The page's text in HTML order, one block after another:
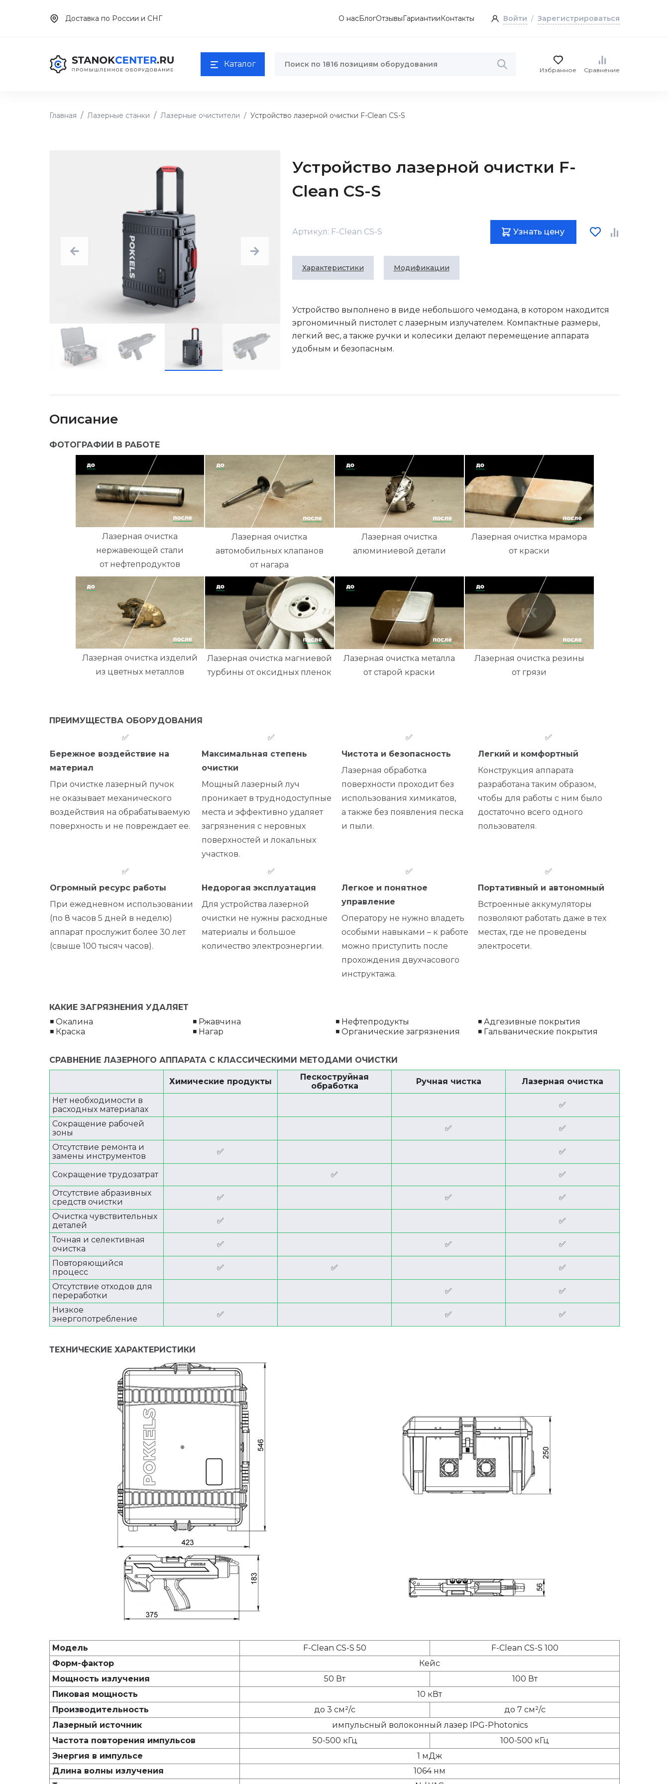
Доставка по России и СНГ О насБлогОтзывыГариантииКонтакты Войти / Зарегистрироваться
Каталог
Избранное Сравнение
Главная Лазерные станки Лазерные очистители Устройство лазерной очистки F-Clean CS-S
Устройство лазерной очистки F-
Clean CS-S
Артикул: F-Clean CS-S Узнать цену
Характеристики Модификации
Устройство выполнено в виде небольшого чемодана, в котором находится
эргономичный пистолет с лазерным излучателем. Компактные размеры,
легкий вес, а также ручки и колесики делают перемещение аппарата
удобным и безопасным.
Описание
ФОТОГРАФИИ В РАБОТЕ
Лазерная очистка
нержавеющей стали
от нефтепродуктов
Лазерная очистка
автомобильных клапанов
от нагара
Лазерная очистка
алюминиевой детали
Лазерная очистка мрамора
от краски
Лазерная очистка изделий
из цветных металлов
Лазерная очистка магниевой
турбины от оксидных пленок
Лазерная очистка металла
от старой краски
Лазерная очистка резины
от грязи
ПРЕИМУЩЕСТВА ОБОРУДОВАНИЯ
✅
Бережное воздействие на
материал
При очистке лазерный пучок
не оказывает механического
воздействия на обрабатываемую
поверхность и не повреждает ее.
✅
Максимальная степень
очистки
Мощный лазерный луч
проникает в труднодоступные
места и эффективно удаляет
загрязнения с неровных
поверхностей и локальных
участков.
✅
Чистота и безопасность
Лазерная обработка
поверхности проходит без
использования химикатов,
а также без появления песка
и пыли.
✅
Легкий и комфортный
Конструкция аппарата
разработана таким образом,
чтобы для работы с ним было
достаточно всего одного
пользователя.
✅
Огромный ресурс работы
При ежедневном использовании
(по 8 часов 5 дней в неделю)
аппарат прослужит более 30 лет
(свыше 100 тысяч часов).
✅
Недорогая эксплуатация
Для устройства лазерной
очистки не нужны расходные
материалы и большое
количество электроэнергии.
✅
Легкое и понятное
управление
Оператору не нужно владеть
особыми навыками – к работе
можно приступить после
прохождения двухчасового
инструктажа.
✅
Портативный и автономный
Встроенные аккумуляторы
позволяют работать даже в тех
местах, где не проведены
электросети.
КАКИЕ ЗАГРЯЗНЕНИЯ УДАЛЯЕТ
◾ Окалина
◾ Ржавчина ◾ Нефтепродукты
◾ Адгезивные покрытия
◾ Краска
◾ Нагар ◾ Органические загрязнения ◾ Гальванические покрытия
СРАВНЕНИЕ ЛАЗЕРНОГО АППАРАТА С КЛАССИЧЕСКИМИ МЕТОДАМИ ОЧИСТКИ
Химические продукты
Пескоструйная
обработка
Ручная чистка
Лазерная очистка
Нет необходимости в
расходных материалах
✅
Сокращение рабочей
зоны
✅
✅
Отсутствие ремонта и
замены инструментов
✅ ✅
Сокращение трудозатрат ✅
✅
Отсутствие абразивных
средств очистки
✅ ✅
✅
Очистка чувствительных
деталей
✅
✅
Точная и селективная
очистка
✅ ✅
✅
Повторяющийся
процесс
✅ ✅
✅
Отсутствие отходов для
переработки
✅
✅
Низкое
энергопотребление
✅ ✅ ✅
ТЕХНИЧЕСКИЕ ХАРАКТЕРИСТИКИ
Модель F-Clean CS-S 50
F-Clean CS-S 100
Форм-фактор
Кейс
Мощность излучения
50 Вт
100 Вт
Пиковая мощность
10 кВт
Производительность
до 3 см²/с
до 7 см²/с
Лазерный источник
импульсный волоконный лазер IPG-Photonics
Частота повторения импульсов
50-500 кГц
100-500 кГц
Энергия в импульсе
1 мДж
Длина волны излучения
1064 нм